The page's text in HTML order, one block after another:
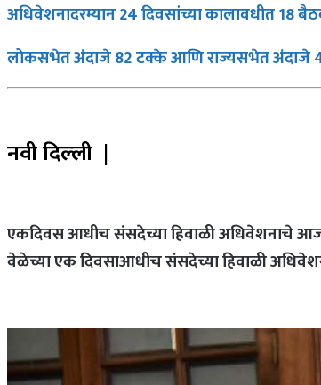
अधिवेशनादरम्यान 24 दिवसांच्या कालावधीत 18
लोकसभेत अंदाजे 82 टक्के आणि राज्यसभेत अंदाजे
नवी दिल्‍ली |
एकदिवस आधीच संसदेच्या हिवाळी अधिवेशनाचे
वेळेच्या एक दिवसाआधीच संसदेच्या हिवाळी